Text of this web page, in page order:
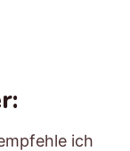
ich